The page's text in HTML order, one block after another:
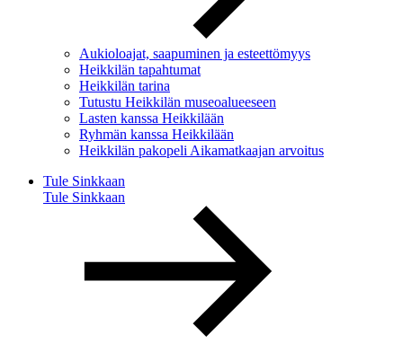
Aukioloajat, saapuminen ja esteettömyys
Heikkilän tapahtumat
Heikkilän tarina
Tutustu Heikkilän museoalueeseen
Lasten kanssa Heikkilään
Ryhmän kanssa Heikkilään
Heikkilän pakopeli Aikamatkaajan arvoitus
Tule Sinkkaan
Tule Sinkkaan